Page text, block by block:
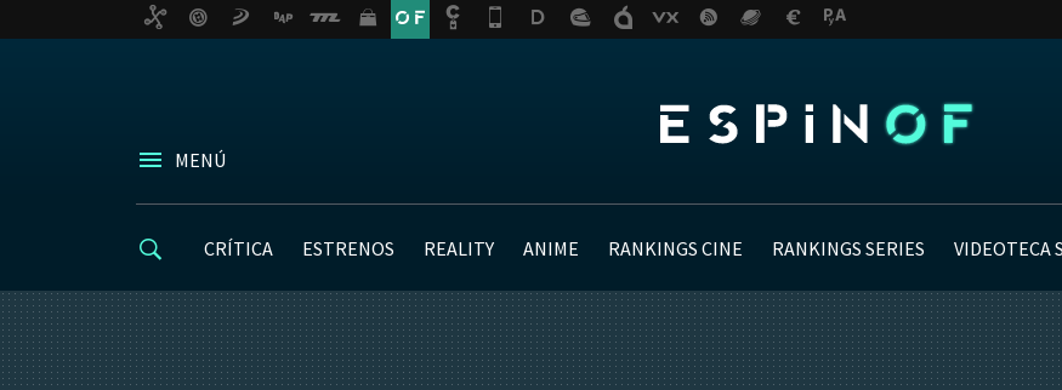
MENÚ
CRÍTICA ESTRENOS REALITY ANIME RANKINGS CINE RANKINGS SERIES VIDEOTECA